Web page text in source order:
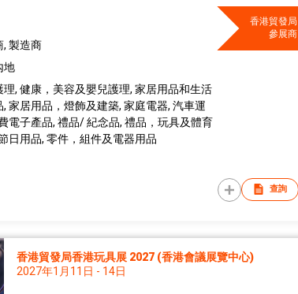
, 製造商
地
理, 健康，美容及嬰兒護理, 家居用品和生活
, 家居用品，燈飾及建築, 家庭電器, 汽車運
電子產品, 禮品/ 紀念品, 禮品，玩具及體育
日用品, 零件，組件及電器用品
香港貿發局
參展商
查詢
香港貿發局香港玩具展 2027 (香港會議展覽中心)
2027年1月11日 - 14日